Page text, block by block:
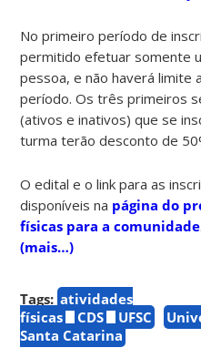
No primeiro período de
permitido efetuar somente
pessoa, e não haverá limite
período. Os três primeiros
(ativos e inativos) que se
turma terão desconto de
O edital e o link para as
disponíveis na página do
físicas para a comunidade
(mais…)
Tags: atividades
físicas
CDS UFSC
Santa Catarina